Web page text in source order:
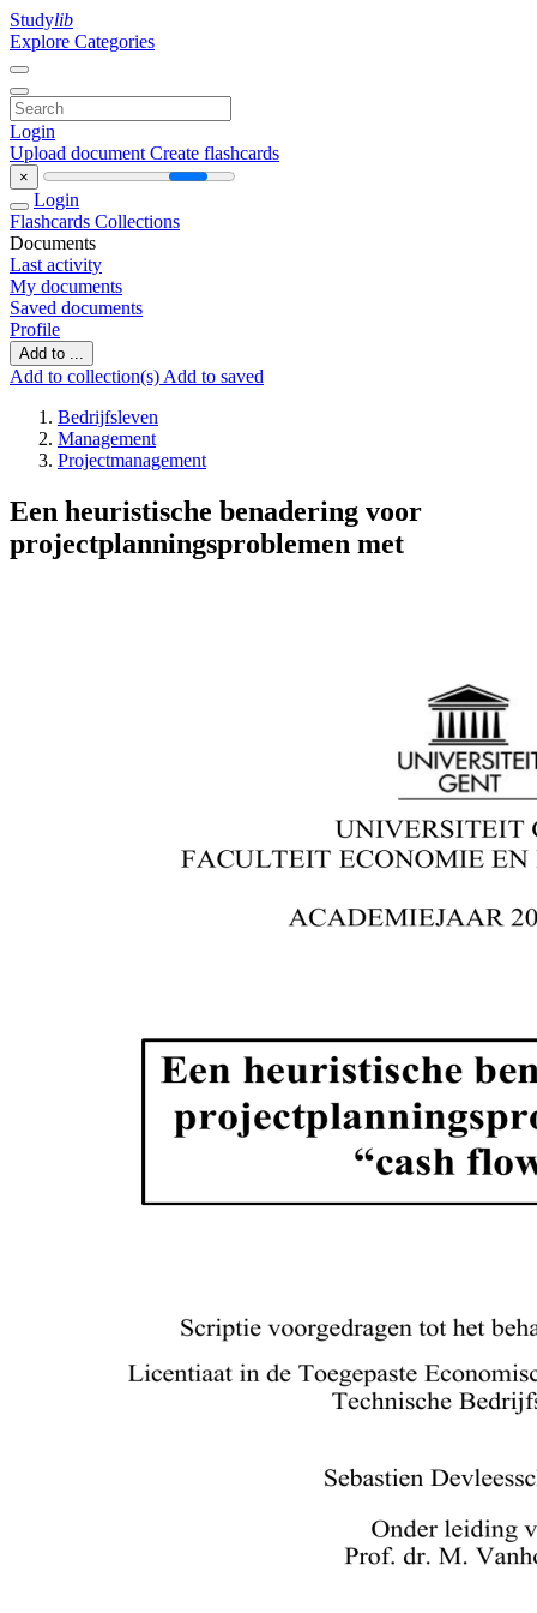
Studylib
Explore Categories
Login
Upload document Create flashcards
×
Login
Flashcards Collections
Documents
Last activity
My documents
Saved documents
Profile
Add to ...
Add to collection(s) Add to saved
Bedrijfsleven
Management
Projectmanagement
Een heuristische benadering voor
projectplanningsproblemen met